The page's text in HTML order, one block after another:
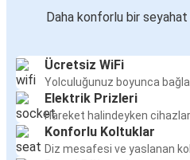
Daha konforlu bir
Ücretsiz WiFi
Yolculuğunuz boyunca
Elektrik Prizleri
Hareket halindeyken
Konforlu Koltuklar
Diz mesafesi ve yaslanan